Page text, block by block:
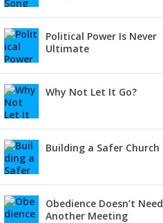
Political Power Is Never
Ultimate
Why Not Let It Go?
Building a Safer Church
Obedience Doesn’t Need
Another Meeting